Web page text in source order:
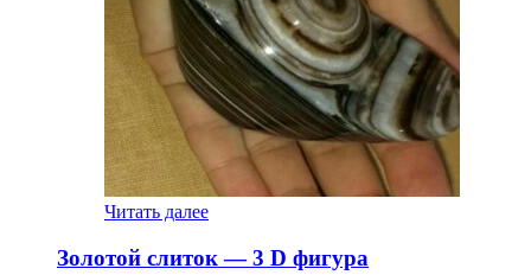
Читать далее
Золотой слиток — 3 D фигура